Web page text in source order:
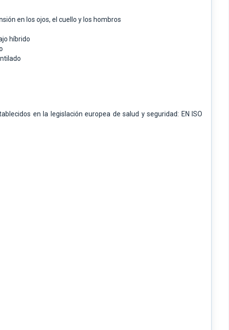
en los ojos, el cuello y los hombros
híbrido
en la legislación europea de salud y seguridad: EN ISO